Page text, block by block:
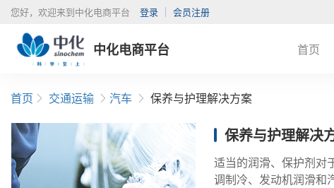
您好，欢迎来到中化电商平台 登录 会员注册
中化电商平台 首页
首页 交通运输 汽车 保养与护理解决方案
保养与护理解决
适当的润滑、保护剂对
调制冷、发动机润滑和